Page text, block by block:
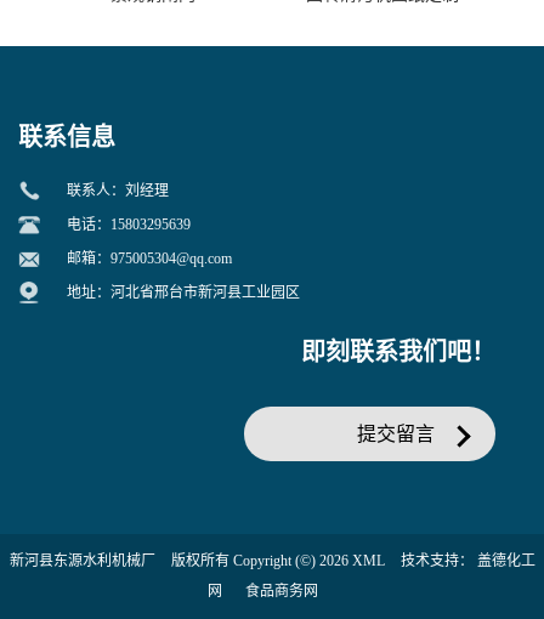
联系信息
联系人：刘经理
电话：15803295639
邮箱： 975005304@qq.com
地址：河北省邢台市新河县工业园区
即刻联系我们吧！
提交留言
新河县东源水利机械厂 版权所有 Copyright (©) 2026 XML 技术支持： 盖德化工
网
食品商务网